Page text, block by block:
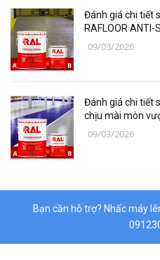
Dụng Cụ Ngành Hàng
Thiết Bị Niika
Linh, Phụ Kiện Công Nghiệp
Hóa chất
Đánh giá chi tiết
RAFLOOR ANTI-
09/03/2026
Đánh giá chi tiết
chịu mài mòn
09/03/2026
Bạn cần hỗ trợ? Nhấc máy